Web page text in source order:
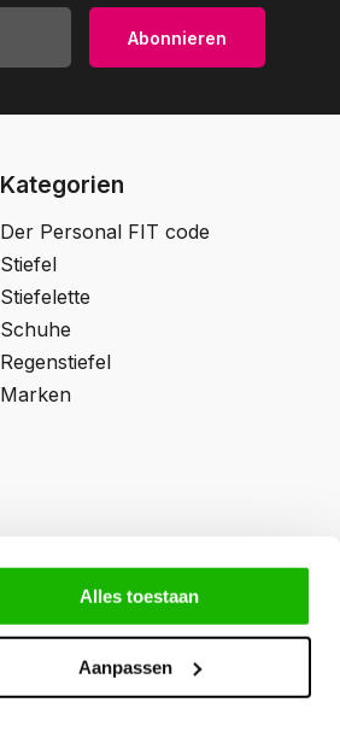
Alles toestaan
Aanpassen
Abonnieren
Kategorien
Der Personal FIT code
Stiefel
Stiefelette
Schuhe
Regenstiefel
Marken